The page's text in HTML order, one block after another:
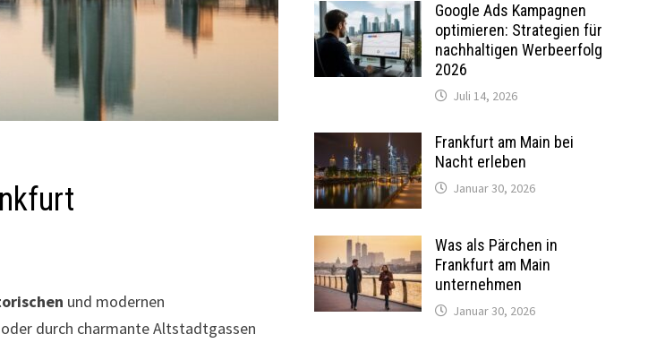
und modernen
durch charmante Altstadtgassen
Google Ads Kampagnen
optimieren: Strategien für
nachhaltigen Werbeerfolg
2026
Juli 14, 2026
Frankfurt am Main bei
Nacht erleben
Januar 30, 2026
Was als Pärchen in
Frankfurt am Main
unternehmen
Januar 30, 2026